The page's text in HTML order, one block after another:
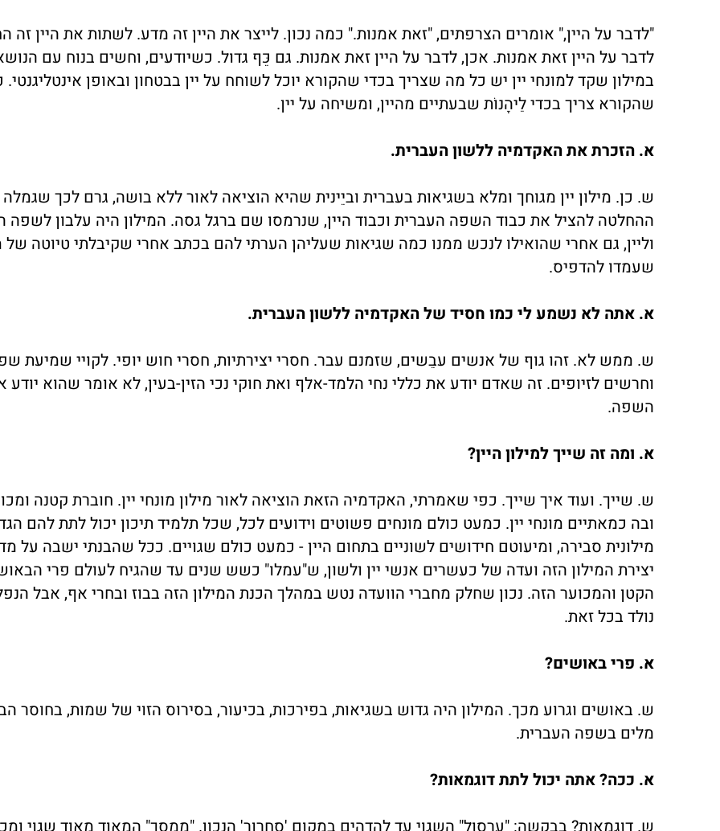
"לדבר על היין," אומרים הצרפתים, "זאת אמנות." כמה נכון. לייצר את היין זה מדע. לשתות את היין זה
לדבר על היין זאת אמנות. אכן, לדבר על היין זאת אמנות. גם כֵּף גדול. כשיודעים, וחשים בנוח עם
במילון שקד למונחי יין יש כל מה שצריך בכדי שהקורא יוכל לשוחח על יין בבטחון ובאופן
שהקורא צריך בכדי לֵיהָנוֹת שבעתיים מהיין, ומשיחה על יין.
א. הזכרת את האקדמיה ללשון העברית.
ש. כן. מילון יין מגוחך ומלא בשגיאות בעברית וביֵינית שהיא הוציאה לאור ללא בושה, גרם לכך
ההחלטה להציל את כבוד השפה העברית וכבוד היין, שנרמסו שם ברגל גסה. המילון היה עלבון לשפה
וליין, גם אחרי שהואילו לנכש ממנו כמה שגיאות שעליהן הערתי להם בכתב אחרי שקיבלתי טיוטה
שעמדו להדפיס.
א. אתה לא נשמע לי כמו חסיד של האקדמיה ללשון העברית.
ש. ממש לא. זהו גוף של אנשים עבֵשים, שזמנם עבר. חסרי יצירתיות, חסרי חוש יופי. לקויי שמיעת
וחרשים לזיופים. זה שאדם יודע את כללי נחי הלמד-אלף ואת חוקי נכי הזין-בעין, לא אומר שהוא יודע
השפה.
א. ומה זה שייך למילון היין?
ש. שייך. ועוד איך שייך. כפי שאמרתי, האקדמיה הזאת הוציאה לאור מילון מונחי יין. חוברת קטנה
ובה כמאתיים מונחי יין. כמעט כולם מונחים פשוטים וידועים לכל, שכל תלמיד תיכון יכול לתת להם
מילונית סבירה, ומיעוטם חידושים לשוניים בתחום היין - כמעט כולם שגויים. ככל שהבנתי ישבה על
יצירת המילון הזה ועדה של כעשרים אנשי יין ולשון, ש"עמלו" כשש שנים עד שהגיח לעולם פרי
הקטן והמכוער הזה. נכון שחלק מחברי הוועדה נטש במהלך הכנת המילון הזה בבוז ובחרי אף, אבל
נולד בכל זאת.
א. פרי באושים?
ש. באושים וגרוע מכך. המילון היה גדוש בשגיאות, בפירכות, בכיעור, בסירוס הזוי של שמות, בחוסר
מלים בשפה העברית.
א. ככה? אתה יכול לתת דוגמאות?